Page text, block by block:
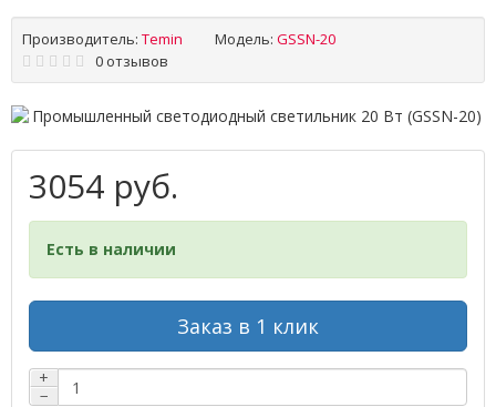
Производитель: Temin Модель: GSSN-20
0 отзывов
3054 руб.
Есть в наличии
Заказ в 1 клик
+
−